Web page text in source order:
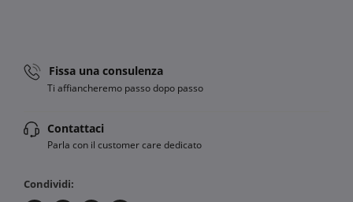
Fissa una consulenza
Ti affiancheremo passo dopo passo
Contattaci
Parla con il customer care dedicato
Condividi: